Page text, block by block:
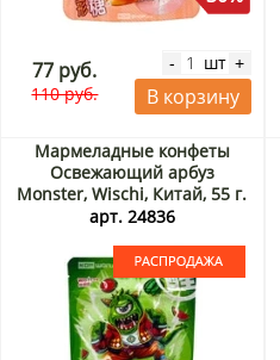
77 руб.
110 руб.
- шт +
В корзину
Мармеладные конфеты
Освежающий арбуз
Monster, Wischi, Китай, 55 г.
Срок до 24.09.2026.
арт. 24836